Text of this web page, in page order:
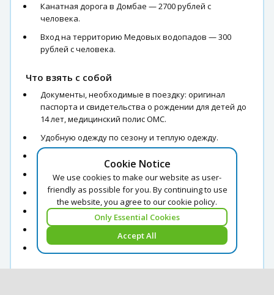
Канатная дорога в Домбае — 2700 рублей с
человека.
Вход на территорию Медовых водопадов — 300
рублей с человека.
Что взять с собой
Документы, необходимые в поездку: оригинал
паспорта и свидетельства о рождении для детей до
14 лет, медицинский полис ОМС.
Удобную одежду по сезону и теплую одежду.
Плащ-дождевик.
Солнцезащитные очки и крем.
Купальники и наряды для фотосессий.
Личную аптечку при необходимости.
Деньги на личные цели.
Cookie Notice
We use cookies to make our website as user-
friendly as possible for you. By continuing to use
the website, you agree to our cookie policy.
Only Essential Cookies
Accept All